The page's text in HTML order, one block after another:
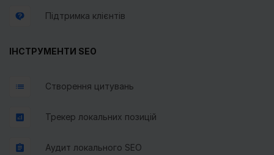
Підтримка клієнтів
ІНСТРУМЕНТИ SEO
Створення цитувань
Трекер локальних позицій
Аудит локального SEO